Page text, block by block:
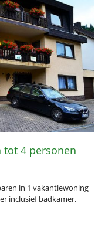
tot 4 personen
in 1 vakantiewoning
inclusief badkamer.